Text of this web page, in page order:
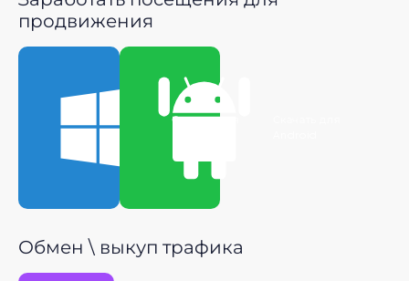
продвижения
Скачать для
Обмен \ выкуп трафика